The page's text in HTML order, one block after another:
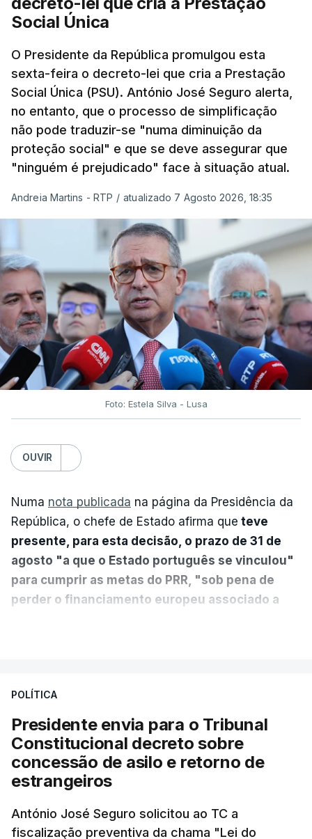
Social Única
O Presidente da República promulgou esta
sexta-feira o decreto-lei que cria a Prestação
Social Única (PSU). António José Seguro alerta,
no entanto, que o processo de simplificação
não pode traduzir-se "numa diminuição da
proteção social" e que se deve assegurar que
"ninguém é prejudicado" face à situação atual.
Andreia Martins - RTP / atualizado 7 Agosto 2026, 18:35
Foto: Estela Silva - Lusa
OUVIR
Numa nota publicada na página da Presidência da
República, o chefe de Estado afirma que teve
presente, para esta decisão, o prazo de 31 de
agosto "a que o Estado português se vinculou"
para cumprir as metas do PRR, "sob pena de
perder o financiamento europeu associado a
sistema mais simples, mais justo e transparente".
"Sempre que seja possível reduzir burocracias,
eliminar sobreposições e garantir que os apoios
chegam a quem mais necessita, estaremos a dar
um passo na direção certa", argumenta o
Presidente da República.
POLÍTICA
Presidente envia para o Tribunal
Constitucional decreto sobre
concessão de asilo e retorno de
estrangeiros
António José Seguro solicitou ao TC a
fiscalização preventiva da chama "Lei do